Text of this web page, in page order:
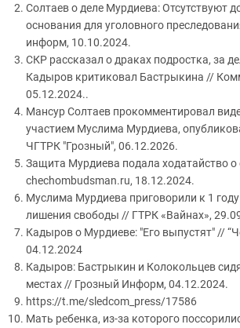
Солтаев о деле Мурдиева: Отсутствуют
основания для уголовного
информ, 10.10.2024.
СКР рассказал о драках подростка, за
Кадыров критиковал Бастрыкина //
05.12.2024..
Мансур Солтаев прокомментировал
участием Муслима Мурдиева,
ЧГТРК "Грозный", 06.12.2026.
Защита Мурдиева подала ходатайство о
chechombudsman.ru, 18.12.2024.
Муслима Мурдиева приговорили к 1
лишения свободы // ГТРК «Вайнах»,
Кадыров о Мурдиеве: "Его выпустят" //
04.12.2024
Кадыров: Бастрыкин и Колокольцев
местах // Грозный Информ, 04.12.2024.
https://t.me/sledcom_press/17586
Мать ребенка, из-за которого